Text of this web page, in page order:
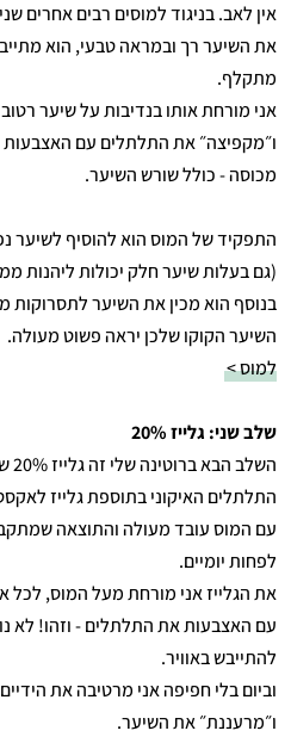
אין לאב. בניגוד למוסים רבים אחרים
את השיער רך ובמראה טבעי, הוא
מתקלף.
אני מורחת אותו בנדיבות על שיער
ו״מקפיצה״ את התלתלים עם האצבעות
מכוסה - כולל שורש השיער.
התפקיד של המוס הוא להוסיף לשיער
(גם בעלות שיער חלק יכולות ליהנות
בנוסף הוא מכין את השיער
השיער הקוקו שלכן יראה פשוט מעולה.
למוס >
שלב שני: גלייז 20%
התלתלים האיקוני בתוספת גלייז
עם המוס עובד מעולה והתוצאה
לפחות יומיים.
את הגלייז אני מורחת מעל המוס, לכל
עם האצבעות את התלתלים - וזהו! לא
להתייבש באוויר.
וביום בלי חפיפה אני מרטיבה את
ו״מרעננת״ את השיער.